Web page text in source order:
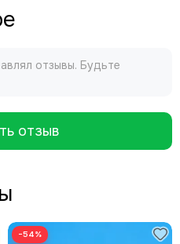
отзывы. Будьте
отзыв
−54%